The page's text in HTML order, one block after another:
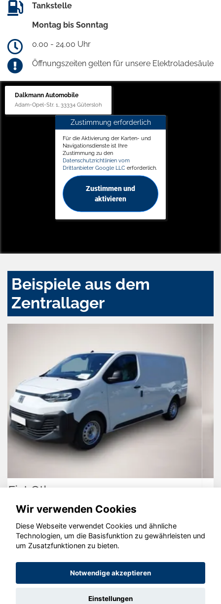
Tankstelle
Montag bis Sonntag
0.00 - 24.00 Uhr
Öffnungszeiten gelten für unsere Elektroladesäule
Dalkmann Automobile
Adam-Opel-Str. 1, 33334 Gütersloh
Zustimmung erforderlich
Für die Aktivierung der Karten- und
Navigationsdienste ist Ihre
Zustimmung zu den
Datenschutzrichtlinien vom
Drittanbieter Google LLC erforderlich.
Zustimmen und
aktivieren
Beispiele aus dem
Zentrallager
Opel Mokka
© konjunkturmotor.de GmbH 2020 - 2026
Wir verwenden Cookies
Diese Webseite verwendet Cookies und ähnliche
Technologien, um die Basisfunktion zu gewährleisten und
um Zusatzfunktionen zu bieten.
Notwendige akzeptieren
Einstellungen